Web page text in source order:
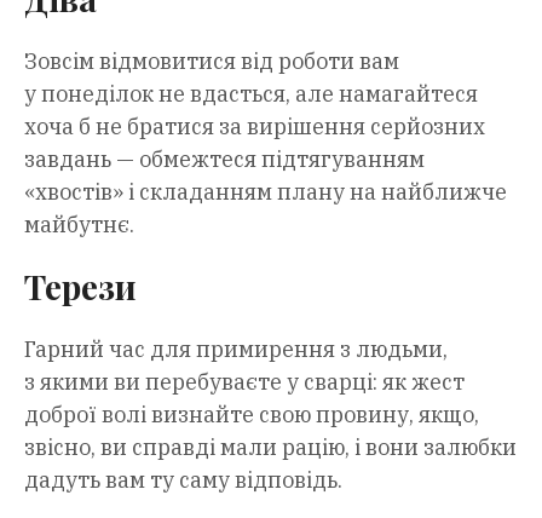
Зовсім відмовитися від роботи вам
у понеділок не вдасться, але намагайтеся
хоча б не братися за вирішення серйозних
завдань — обмежтеся підтягуванням
«хвостів» і складанням плану на найближче
майбутнє.
Терези
Гарний час для примирення з людьми,
з якими ви перебуваєте у сварці: як жест
доброї волі визнайте свою провину, якщо,
звісно, ви справді мали рацію, і вони залюбки
дадуть вам ту саму відповідь.